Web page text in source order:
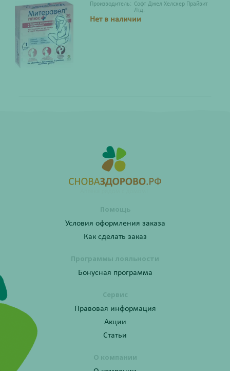
Производитель: Софт Джел Хелскер Прайвит
Лтд.
Нет в наличии
Помощь
Условия оформления заказа
Как сделать заказ
Программы лояльности
Бонусная программа
Сервис
Правовая информация
Акции
Статьи
О компании